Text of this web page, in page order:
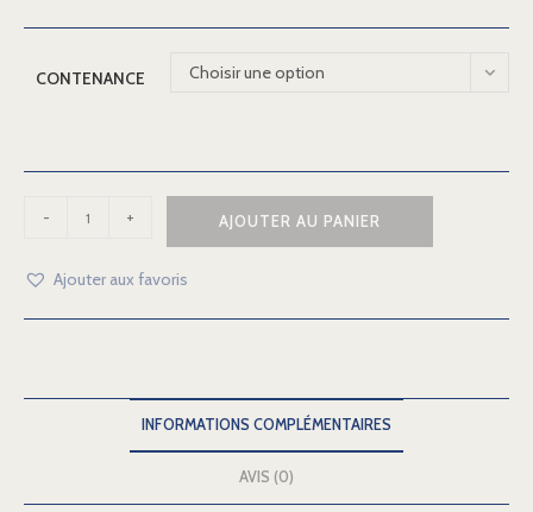
CONTENANCE Choisir une option
- + AJOUTER AU PANIER
Ajouter aux favoris
INFORMATIONS COMPLÉMENTAIRES
AVIS (0)